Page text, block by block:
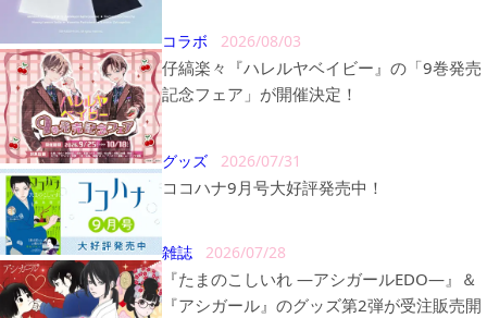
コラボ 2026/08/03
仔縞楽々『ハレルヤベイビー』の「9巻発売
記念フェア」が開催決定！
グッズ 2026/07/31
ココハナ9月号大好評発売中！
雑誌 2026/07/28
『たまのこしいれ ―アシガールEDO―』＆
『アシガール』のグッズ第2弾が受注販売開